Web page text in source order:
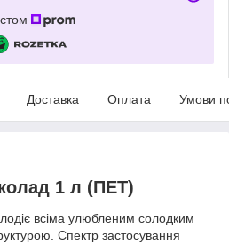
Доставка Оплата Умови
1 л (ПЕТ)
всіма улюбленим солодким
Спектр застосування